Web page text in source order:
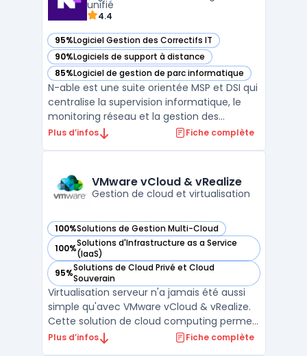
unifié
4.4
95%Logiciel Gestion des Correctifs IT
— voir N-able dans cette catégorie
90%Logiciels de support à distance
— voir N-able dans cette catégorie
85%Logiciel de gestion de parc informatique
— voir N-able dans cette catégorie
N-able est une suite orientée MSP et DSI qui
centralise la supervision informatique, le
monitoring réseau et la gestion des
correctifs au sein d’une même plateforme.
sécurisé, inventaire, alerting et reporting
pour ...
Plus d’infos Fiche complète
VMware vCloud & vRealize
Gestion de cloud et virtualisation
100%Solutions de Gestion Multi-Cloud
— voir VMware vCloud & vRealize dans cette catégorie
100%Solutions d'Infrastructure as a Service
(IaaS)
— voir VMware vCloud & vRealize dans cette catégorie
95%Solutions de Cloud Privé et Cloud
Souverain
— voir VMware vCloud & vRealize dans cette catégorie
Virtualisation serveur n'a jamais été aussi
simple qu'avec VMware vCloud & vRealize.
Cette solution de cloud computing permet
aux entreprises de gérer leur infrastructure
Plus d’infos Fiche complète